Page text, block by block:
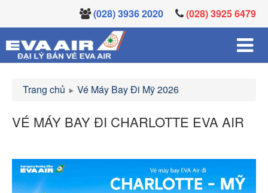
(028) 3936 2020 (028) 3925 6479
Trang chủ Vé Máy Bay Đi Mỹ 2026
VÉ MÁY BAY ĐI CHARLOTTE EVA AIR